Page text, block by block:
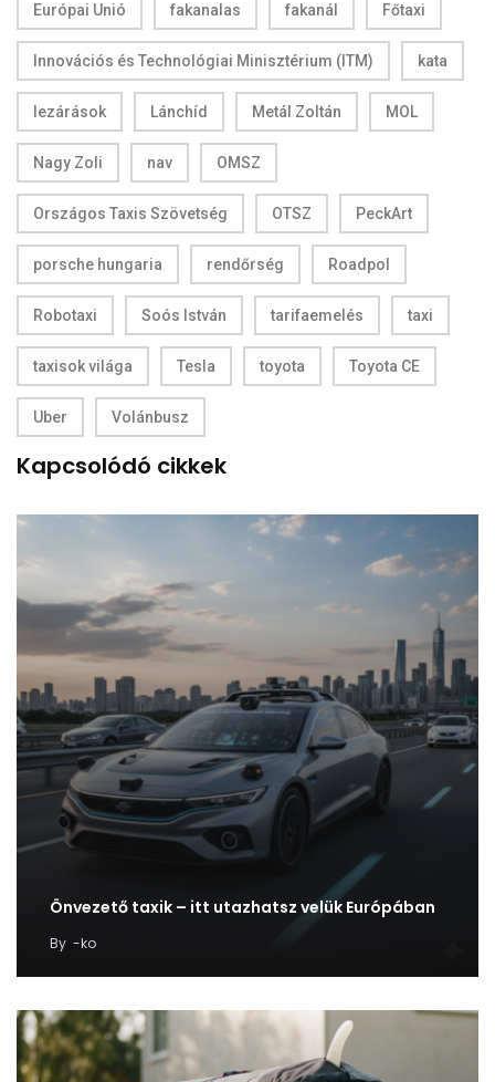
Európai Unió fakanalas fakanál Főtaxi
Innovációs és Technológiai Minisztérium (ITM) kata
lezárások Lánchíd Metál Zoltán MOL
Nagy Zoli nav OMSZ
Országos Taxis Szövetség OTSZ PeckArt
porsche hungaria rendőrség Roadpol
Robotaxi Soós István tarifaemelés taxi
taxisok világa Tesla toyota Toyota CE
Uber Volánbusz
Kapcsolódó cikkek
Önvezető taxik – itt utazhatsz velük Európában
By -ko